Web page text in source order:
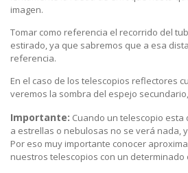
imagen.
Tomar como referencia el recorrido del
estirado, ya que sabremos que a esa
referencia.
En el caso de los telescopios reflectores
veremos la sombra del espejo
Importante: Cuando un telescopio
a estrellas o nebulosas no se verá nada,
Por eso muy importante conocer
nuestros telescopios con un determinado